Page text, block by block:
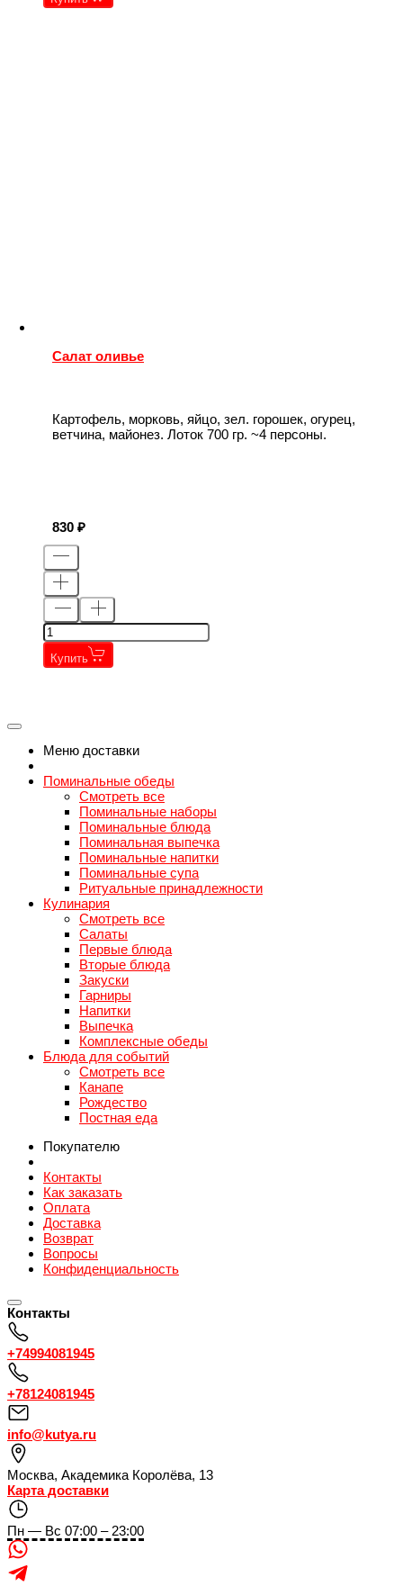
Салат оливье
Картофель, морковь, яйцо, зел. горошек, огурец,
ветчина, майонез. Лоток 700 гр. ~4 персоны.
830
Купить
Меню доставки
Поминальные обеды
Смотреть все
Поминальные наборы
Поминальные блюда
Поминальная выпечка
Поминальные напитки
Поминальные супа
Ритуальные принадлежности
Кулинария
Смотреть все
Салаты
Первые блюда
Вторые блюда
Закуски
Гарниры
Напитки
Выпечка
Комплексные обеды
Блюда для событий
Смотреть все
Канапе
Рождество
Постная еда
Покупателю
Контакты
Как заказать
Оплата
Доставка
Возврат
Вопросы
Конфиденциальность
Контакты
+74994081945
+78124081945
info@kutya.ru
Москва, Академика Королёва, 13
Карта доставки
Пн — Вс 07:00 – 23:00